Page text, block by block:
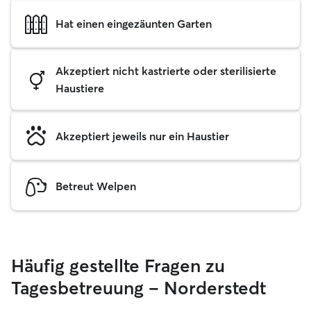
Hat einen eingezäunten Garten
Akzeptiert nicht kastrierte oder sterilisierte
Haustiere
Akzeptiert jeweils nur ein Haustier
Betreut Welpen
Häufig gestellte Fragen zu
Tagesbetreuung – Norderstedt